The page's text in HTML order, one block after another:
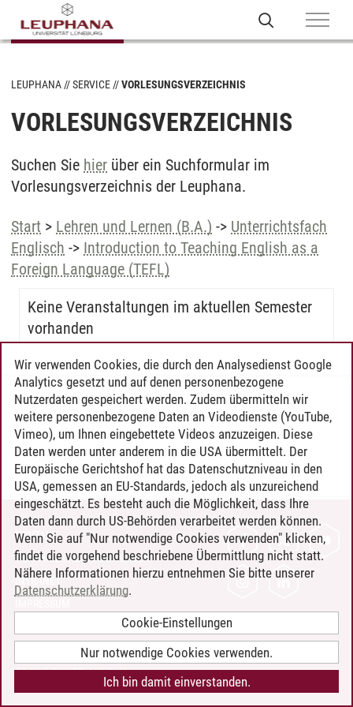
LEUPHANA SERVICE VORLESUNGSVERZEICHNIS
VORLESUNGSVERZEICHNIS
Suchen Sie hier über ein Suchformular im
Vorlesungsverzeichnis der Leuphana.
Start > Lehren und Lernen (B.A.) -> Unterrichtsfach
Englisch -> Introduction to Teaching English as a
Foreign Language (TEFL)
Keine Veranstaltungen im aktuellen Semester
vorhanden
Timo Leder/30.06.2024
KONTAKT
LEUPHANA ALS ARBEITGEBER
INTRANET
BARRIEREFREIHEIT
COOKIE-EINSTELLUNGEN
Wir verwenden Cookies, die durch den Analysedienst Google
Analytics gesetzt und auf denen personenbezogene
Nutzerdaten gespeichert werden. Zudem übermitteln wir
weitere personenbezogene Daten an Videodienste (YouTube,
Vimeo), um Ihnen eingebettete Videos anzuzeigen. Diese
Daten werden unter anderem in die USA übermittelt. Der
Europäische Gerichtshof hat das Datenschutzniveau in den
USA, gemessen an EU-Standards, jedoch als unzureichend
eingeschätzt. Es besteht auch die Möglichkeit, dass Ihre
Daten dann durch US-Behörden verarbeitet werden können.
Wenn Sie auf "Nur notwendige Cookies verwenden" klicken,
findet die vorgehend beschriebene Übermittlung nicht statt.
Nähere Informationen hierzu entnehmen Sie bitte unserer
Datenschutzerklärung.
Cookie-Einstellungen
Nur notwendige Cookies verwenden.
Ich bin damit einverstanden.